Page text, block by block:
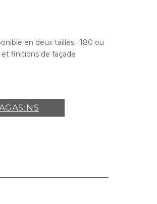
en deux tailles : 180 ou
finitions de façade